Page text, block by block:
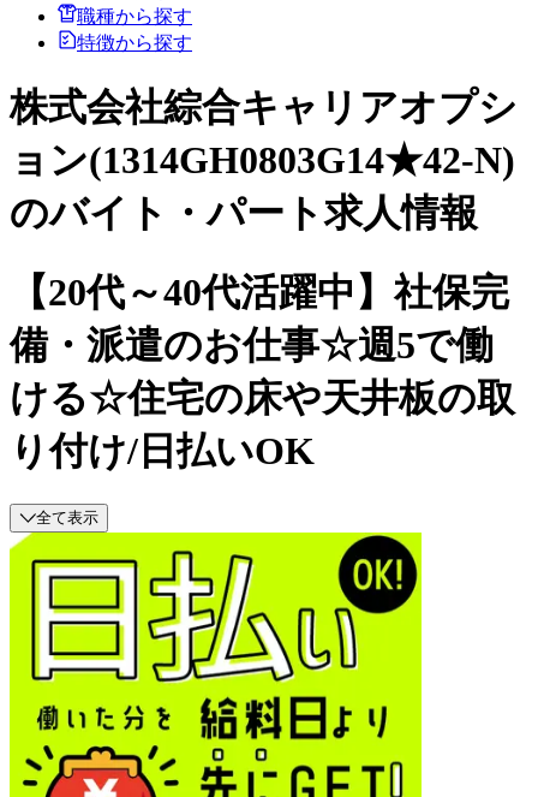
職種から探す
特徴から探す
株式会社綜合キャリアオプシ
ョン(1314GH0803G14★42-N)
のバイト・パート求人情報
【20代～40代活躍中】社保完
備・派遣のお仕事☆週5で働
ける☆住宅の床や天井板の取
り付け/日払いOK
全て表示